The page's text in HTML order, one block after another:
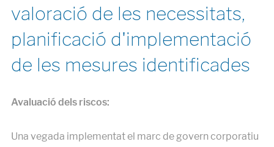
valoració de les necessitats,
planificació d'implementació
de les mesures identificades
Avaluació dels riscos:
Una vegada implementat el marc de govern corporatiu